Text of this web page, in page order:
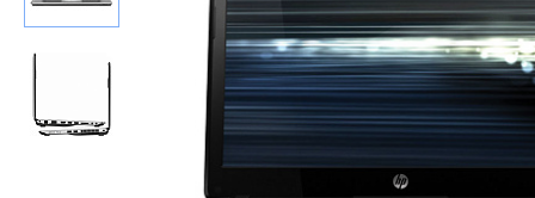
Компьютеры и
комплектующие
Сетевое оборудование
ТВ, Аудио и Видео